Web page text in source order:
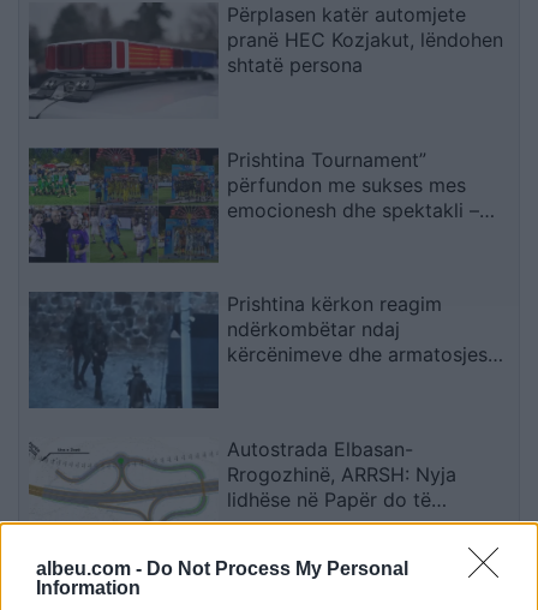
albeu.com - Do Not Process My Personal
Information
Përplasen katër automjete
pranë HEC Kozjakut, lëndohen
shtatë persona
Prishtina Tournament”
përfundon me sukses mes
emocionesh dhe spektakli –
Prishtina kërkon reagim
ndërkombëtar ndaj
kërcënimeve dhe armatosjes
Autostrada Elbasan-
Rrogozhinë, ARRSH: Nyja
lidhëse në Papër do të
ndërtohet në një fazë të dytë